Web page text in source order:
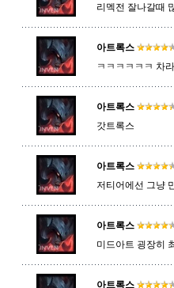
우르곳 워윅 유나
자이라 자크 자헨
직스 진 질리
카이사 카직스 카타리
리멕전 잘나갈때
아트록스
ㅋㅋㅋㅋㅋㅋ 차
아트록스
갓트록스
아트록스
저티어에선 그냥
아트록스
미드아트 굉장히
아트록스